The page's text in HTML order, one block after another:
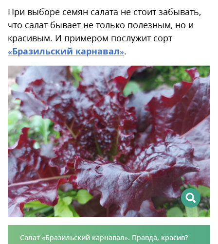
При выборе семян салата не стоит забывать,
что салат бывает не только полезным, но и
красивым. И примером послужит сорт
«Бразильский карнавал».
Салат «Бразильский карнавал». Правда, красив?